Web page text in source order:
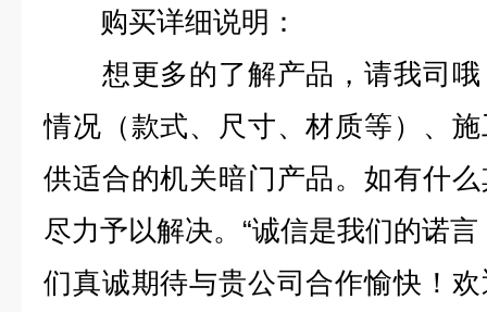
购买详细说明：
想更多的了解产品，请我司哦
情况（款式、尺寸、材质等）、
供适合的机关暗门产品。如有什
尽力予以解决。“诚信是我们的诺
们真诚期待与贵公司合作愉快！